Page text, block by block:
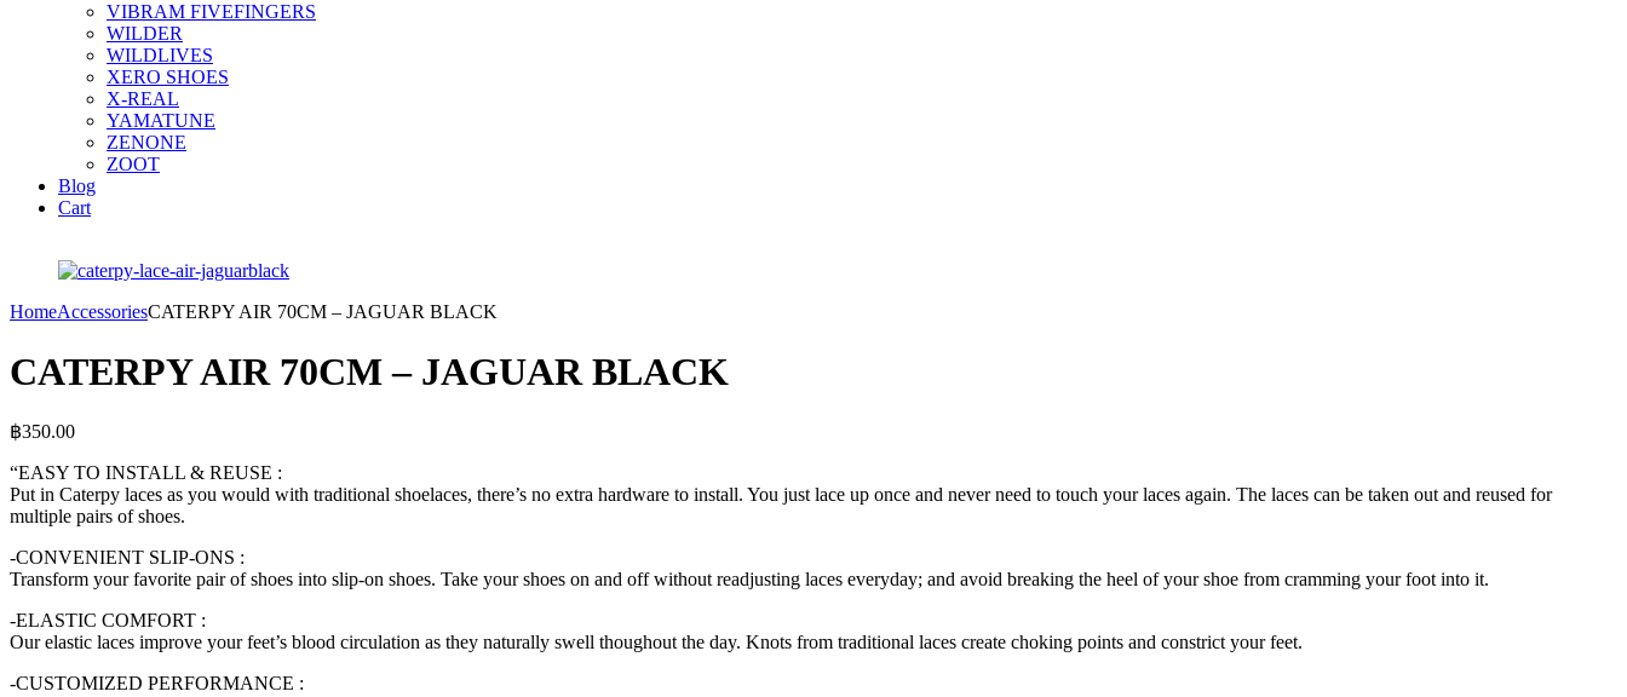
VIBRAM FIVEFINGERS
WILDER
WILDLIVES
XERO SHOES
X-REAL
YAMATUNE
ZENONE
ZOOT
Blog
Cart
HomeAccessoriesCATERPY AIR 70CM – JAGUAR BLACK
CATERPY AIR 70CM – JAGUAR BLACK
฿350.00
“EASY TO INSTALL & REUSE :
Put in Caterpy laces as you would with traditional shoelaces, there’s no extra hardware to install. You just lace up once and never need to touch your laces again. The laces can be taken out and reused for
multiple pairs of shoes.
-CONVENIENT SLIP-ONS :
Transform your favorite pair of shoes into slip-on shoes. Take your shoes on and off without readjusting laces everyday; and avoid breaking the heel of your shoe from cramming your foot into it.
-ELASTIC COMFORT :
Our elastic laces improve your feet’s blood circulation as they naturally swell thoughout the day. Knots from traditional laces create choking points and constrict your feet.
-CUSTOMIZED PERFORMANCE :